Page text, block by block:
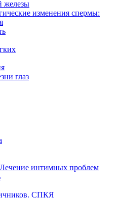
железы
изменения спермы:
глаз
интимных проблем
СПКЯ